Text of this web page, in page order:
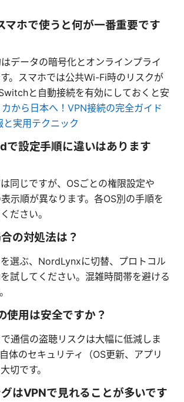
マホで使うと何が一番重要です
データの暗号化とオンラインプライ
。スマホでは公共Wi-Fi時のリスクが
と自動接続を有効にしておくと安
カから日本へ！VPN接続の完全ガイド
と実用テクニック
で設定手順に違いはあります
同じですが、OSごとの権限設定や
示順が異なります。各OS別の手順を
ださい。
の対処法は？
選ぶ、NordLynxに切替、プロトコル
試してください。混雑時間帯を避ける
使用は安全ですか？
通信の盗聴リスクは大幅に低減しま
体のセキュリティ（OS更新、アプリ
切です。
はVPNで見れることが多いです